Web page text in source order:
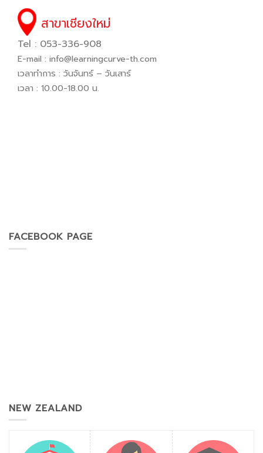
สาขาเชียงใหม่
Tel : 053-336-908
E-mail : info@learningcurve-th.com
เวลาทำการ : วันจันทร์ – วันเสาร์
เวลา : 10.00-18.00 น.
FACEBOOK PAGE
NEW ZEALAND